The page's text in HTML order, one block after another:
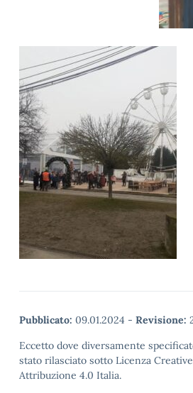
Pubblicato: 09.01.2024 - Revisione:
Eccetto dove diversamente
stato rilasciato sotto Licenza
Attribuzione 4.0 Italia.